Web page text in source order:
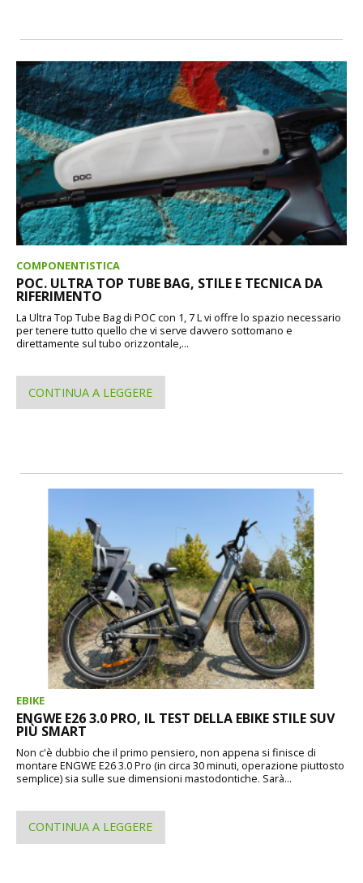
COMPONENTISTICA
POC. ULTRA TOP TUBE BAG, STILE E TECNICA DA
RIFERIMENTO
La Ultra Top Tube Bag di POC con 1, 7 L vi offre lo spazio necessario
per tenere tutto quello che vi serve davvero sottomano e
direttamente sul tubo orizzontale,...
CONTINUA A LEGGERE
EBIKE
ENGWE E26 3.0 PRO, IL TEST DELLA EBIKE STILE SUV
PIÙ SMART
Non c'è dubbio che il primo pensiero, non appena si finisce di
montare ENGWE E26 3.0 Pro (in circa 30 minuti, operazione piuttosto
semplice) sia sulle sue dimensioni mastodontiche. Sarà...
CONTINUA A LEGGERE